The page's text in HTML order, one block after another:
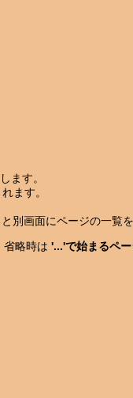
ます。
ます。
別画面にページの一覧
省略時は '...'で始まるペ